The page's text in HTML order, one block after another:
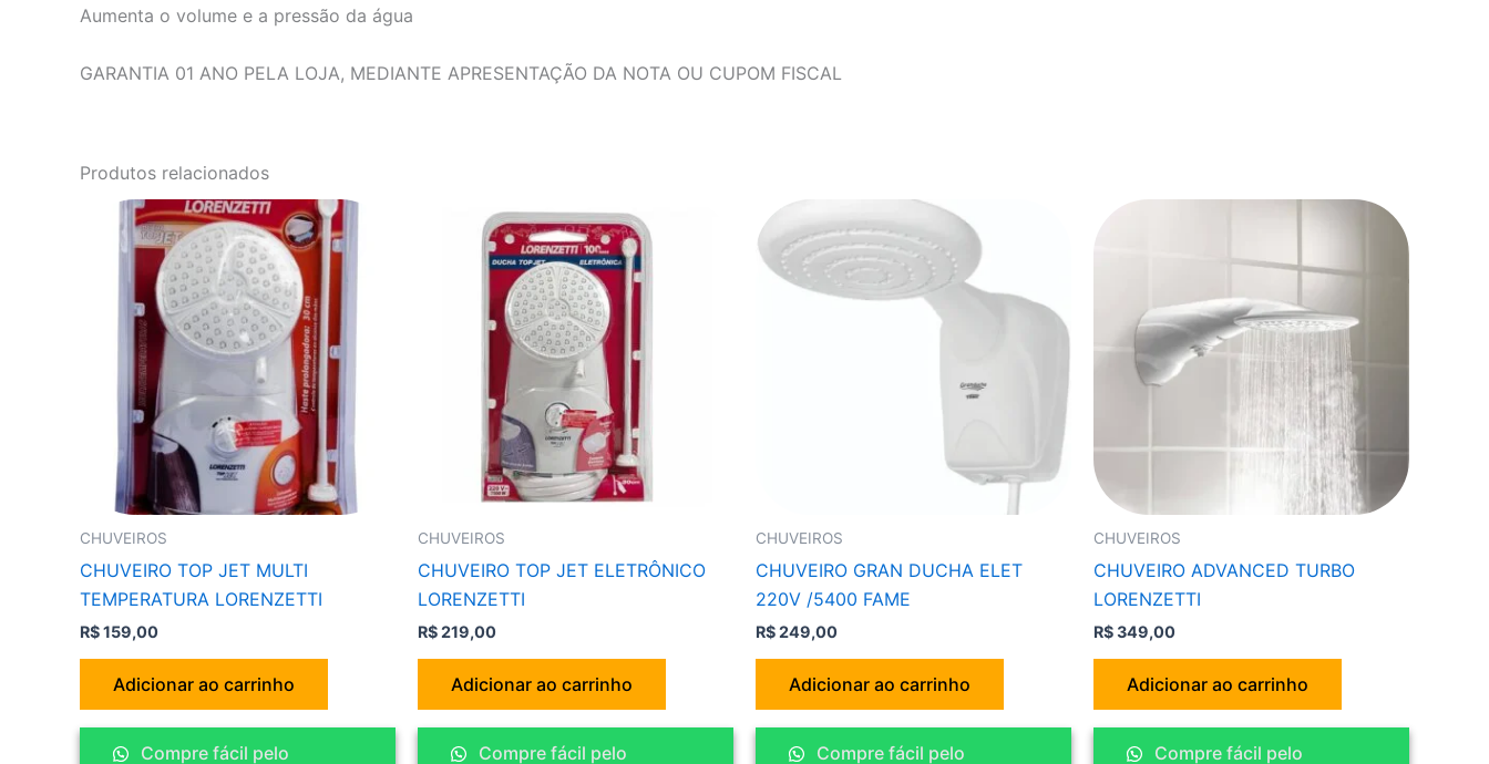
Aumenta o volume e a pressão da água
GARANTIA 01 ANO PELA LOJA, MEDIANTE APRESENTAÇÃO DA NOTA OU CUPOM FISCAL
Produtos relacionados
CHUVEIROS
CHUVEIRO TOP JET MULTI
TEMPERATURA LORENZETTI
R$159,00
Adicionar ao carrinho
Compre fácil pelo
CHUVEIROS
CHUVEIRO TOP JET ELETRÔNICO
LORENZETTI
R$219,00
Adicionar ao carrinho
Compre fácil pelo
CHUVEIROS
CHUVEIRO GRAN DUCHA ELET
220V /5400 FAME
R$249,00
Adicionar ao carrinho
Compre fácil pelo
CHUVEIROS
CHUVEIRO ADVANCED TURBO
LORENZETTI
R$349,00
Adicionar ao carrinho
Compre fácil pelo